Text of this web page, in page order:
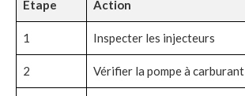
Étape Action
1 Inspecter les injecteurs
2 Vérifier la pompe à carburant